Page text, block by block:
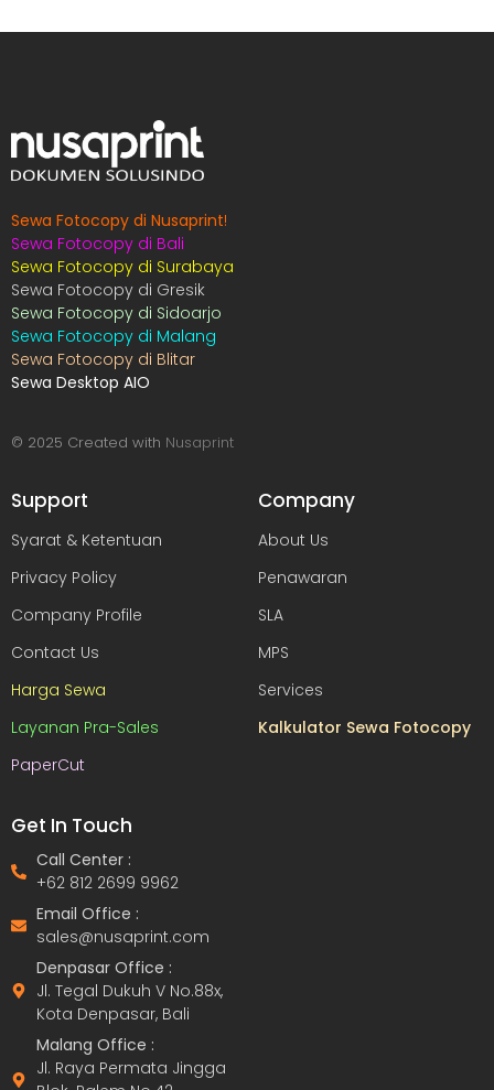
Sewa Fotocopy di Nusaprint!
Sewa Fotocopy di Bali
Sewa Fotocopy di Surabaya
Sewa Fotocopy di Gresik
Sewa Fotocopy di Sidoarjo
Sewa Fotocopy di Malang
Sewa Fotocopy di Blitar
Sewa Desktop AIO
© 2025 Created with Nusaprint
Support
Syarat & Ketentuan
Privacy Policy
Company Profile
Contact Us
Harga Sewa
Layanan Pra-Sales
PaperCut
Company
About Us
Penawaran
SLA
MPS
Services
Kalkulator Sewa Fotocopy
Get In Touch
Call Center :
+62 812 2699 9962
Email Office :
sales@nusaprint.com
Denpasar Office :
Jl. Tegal Dukuh V No.88x,
Kota Denpasar, Bali
Malang Office :
Jl. Raya Permata Jingga